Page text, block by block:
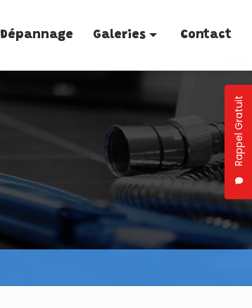
Rappel Gratuit
Dépannage Galeries
Entretien
Dépannage
Contact